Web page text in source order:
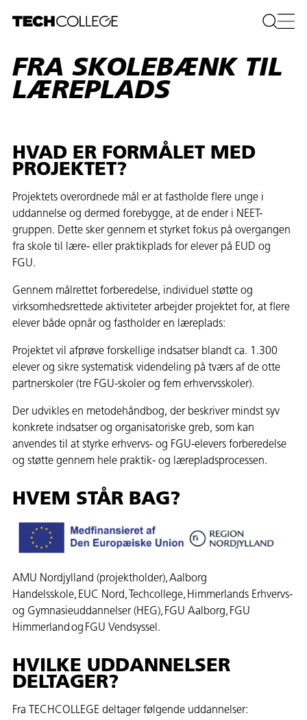
FRA SKOLEBÆNK TIL
LÆREPLADS
HVAD ER FORMÅLET MED
PROJEKTET?
Projektets overordnede mål er at fastholde flere unge i
uddannelse og dermed forebygge, at de ender i NEET-
gruppen. Dette sker gennem et styrket fokus på overgangen
fra skole til lære- eller praktikplads for elever på EUD og
FGU.
Gennem målrettet forberedelse, individuel støtte og
virksomhedsrettede aktiviteter arbejder projektet for, at flere
elever både opnår og fastholder en læreplads:
Projektet vil afprøve forskellige indsatser blandt ca. 1.300
elever og sikre systematisk videndeling på tværs af de otte
partnerskoler (tre FGU-skoler og fem erhvervsskoler).
Der udvikles en metodehåndbog, der beskriver mindst syv
konkrete indsatser og organisatoriske greb, som kan
anvendes til at styrke erhvervs- og FGU-elevers forberedelse
og støtte gennem hele praktik- og lærepladsprocessen.
HVEM STÅR BAG?
AMU Nordjylland (projektholder), Aalborg
Handelsskole, EUC Nord, Techcollege, Himmerlands Erhvervs-
og Gymnasieuddannelser (HEG), FGU Aalborg, FGU
Himmerland og FGU Vendsyssel.
HVILKE UDDANNELSER
DELTAGER?
Fra TECHCOLLEGE deltager følgende uddannelser: